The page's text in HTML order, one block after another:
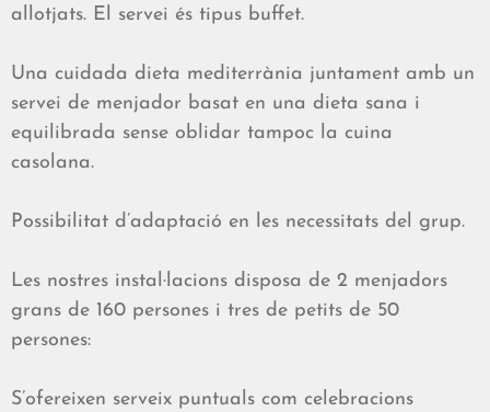
allotjats. El servei és tipus buffet.
Una cuidada dieta mediterrània juntament amb un
servei de menjador basat en una dieta sana i
equilibrada sense oblidar tampoc la cuina
casolana.
Possibilitat d’adaptació en les necessitats del grup.
Les nostres instal·lacions disposa de 2 menjadors
grans de 160 persones i tres de petits de 50
persones:
S’ofereixen serveix puntuals com celebracions